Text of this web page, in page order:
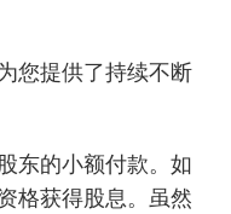
您提供了持续不断
东的小额付款。如
格获得股息。虽然